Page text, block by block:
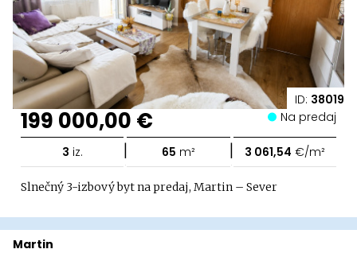
ID: 38019
199 000,00 € Na predaj
3 iz. | 65 m² | 3 061,54 €/m²
Slnečný 3-izbový byt na predaj, Martin – Sever
Martin